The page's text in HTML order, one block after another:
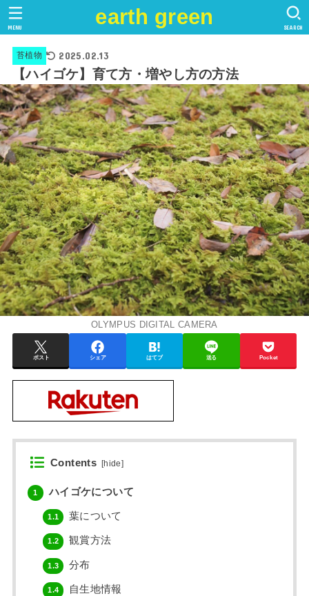
earth green SEARCH
MENU
苔植物 2025.02.13
【ハイゴケ】育て方・増やし方の方法
OLYMPUS DIGITAL CAMERA
ポスト シェア はてブ 送る Pocket
Contents [hide]
1 ハイゴケについて
1.1 葉について
1.2 観賞方法
1.3 分布
1.4 自生地情報